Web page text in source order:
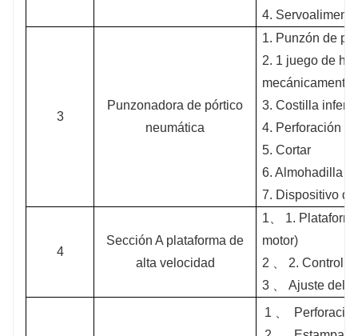
4.
3
Punzonadora de pórtico
neumática
1. Punzón de
2. 1 juego de
mecánicamente
3. Costilla
4. Perforación
5. Cortar
6. Almohadilla
7. Dispositivo
4
Sección A plataforma de
alta velocidad
1、 1.
motor)
2 、 2. Control
3 、 Ajuste del
1 、